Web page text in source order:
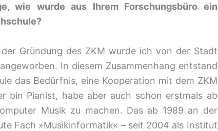
wie wurde aus Ihrem Forschungsbüro ein
der Gründung des ZKM wurde ich von der Stadt
In diesem Zusammenhang entstand
das Bedürfnis, eine Kooperation mit dem ZKM
bin Pianist, habe aber auch schon erstmals ab
Musik zu machen. Das ab 1989 an der
Fach »Musikinformatik« – seit 2004 als Institut